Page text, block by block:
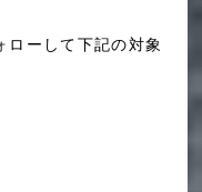
ローして下記の対象